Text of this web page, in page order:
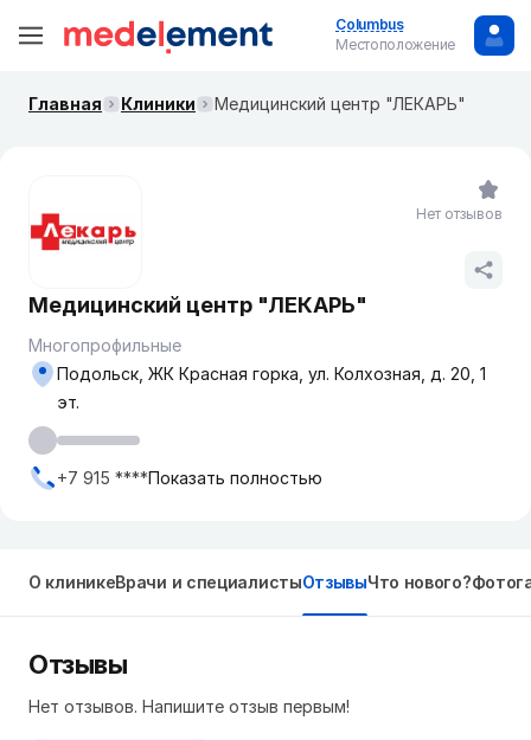
Columbus
Местоположение
Главная Клиники ​Медицинский центр "ЛЕКАРЬ"
​Медицинский центр "ЛЕКАРЬ"
Многопрофильные
Подольск, ​ЖК Красная горка, ул. ​Колхозная, д. 20, 1
эт.
+7 915 ****Показать полностью
Нет отзывов
О клиникеВрачи и специалистыОтзывыЧто нового?
Отзывы
Нет отзывов. Напишите отзыв первым!